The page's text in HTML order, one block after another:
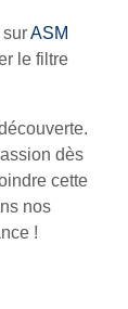
ASM
le filtre
dès
cette
nos
!